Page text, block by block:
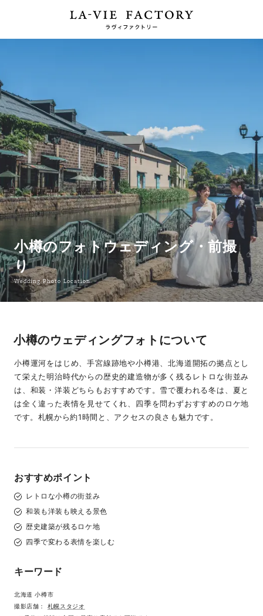
小樽のフォトウェディング・前撮
り
Wedding Photo Location
小樽のウェディングフォトについて
小樽運河をはじめ、手宮線跡地や小樽港、北海道開拓の拠点とし
て栄えた明治時代からの歴史的建造物が多く残るレトロな街並み
は、和装・洋装どちらもおすすめです。雪で覆われる冬は、夏と
は全く違った表情を見せてくれ、四季を問わずおすすめのロケ地
です。札幌から約1時間と、アクセスの良さも魅力です。
おすすめポイント
レトロな小樽の街並み
和装も洋装も映える景色
歴史建築が残るロケ地
四季で変わる表情を楽しむ
キーワード
北海道 小樽市
撮影店舗： 札幌スタジオ